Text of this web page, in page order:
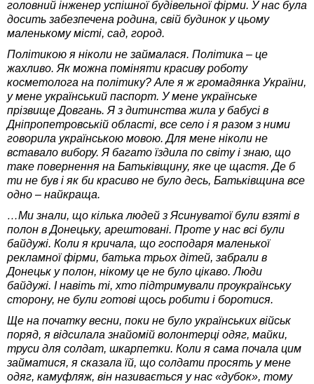
головний інженер успішної будівельної фірми. У нас була
досить забезпечена родина, свій будинок у цьому
маленькому місті, сад, город.
Політикою я ніколи не займалася. Політика – це
жахливо. Як можна поміняти красиву роботу
косметолога на політику? Але я ж громадянка України,
у мене український паспорт. У мене українське
прізвище Довгань. Я з дитинства жила у бабусі в
Дніпропетровській області, все село і я разом з ними
говорила українською мовою. Для мене ніколи не
вставало вибору. Я багато їздила по світу і знаю, що
таке повернення на Батьківщину, яке це щастя. Де б
ти не був і як би красиво не було десь, Батьківщина все
одно – найкраща.
…Ми знали, що кілька людей з Ясинуватої були взяті в
полон в Донецьку, арештовані. Проте у нас всі були
байдужі. Коли я кричала, що господаря маленької
рекламної фірми, батька трьох дітей, забрали в
Донецьк у полон, нікому це не було цікаво. Люди
байдужі. І навіть ті, хто підтримували проукраїнську
сторону, не були готові щось робити і боротися.
Ще на початку весни, поки не було українських військ
поряд, я відсилала знайомій волонтерці одяг, майки,
труси для солдат, шкарпетки. Коли я сама почала цим
займатися, я сказала їй, що солдати просять у мене
одяг, камуфляж, він називається у нас «дубок», тому